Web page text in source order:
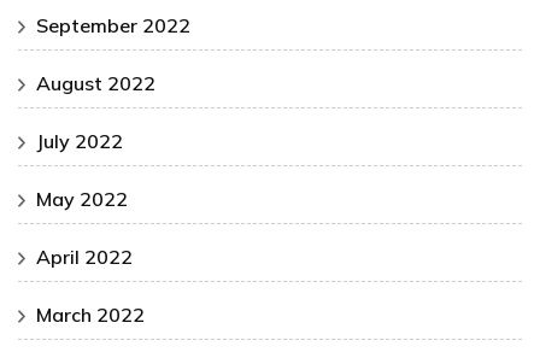
September 2022
August 2022
July 2022
May 2022
April 2022
March 2022